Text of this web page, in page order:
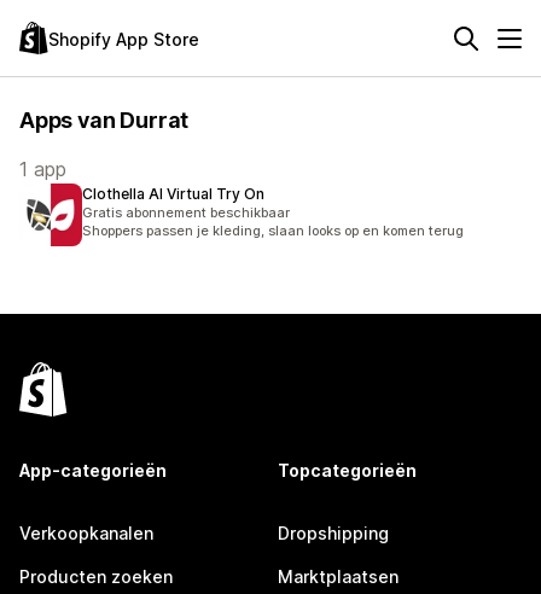
Shopify App Store
Apps van Durrat
1 app
Clothella AI Virtual Try On
Gratis abonnement beschikbaar
Shoppers passen je kleding, slaan looks op en komen terug
App-categorieën
Verkoopkanalen
Producten zoeken
Topcategorieën
Dropshipping
Marktplaatsen